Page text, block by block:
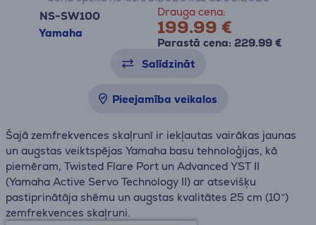
NS-SW100
Yamaha
Drauga cena:
199.99 €
Parastā cena: 229.99 €
Salīdzināt
Pieejamība veikalos
Šajā zemfrekvences skaļrunī ir iekļautas vairākas jaunas
un augstas veiktspējas Yamaha basu tehnoloģijas, kā
piemēram, Twisted Flare Port un Advanced YST II
(Yamaha Active Servo Technology II) ar atsevišķu
pastiprinātāja shēmu un augstas kvalitātes 25 cm (10”)
zemfrekvences skaļruni.